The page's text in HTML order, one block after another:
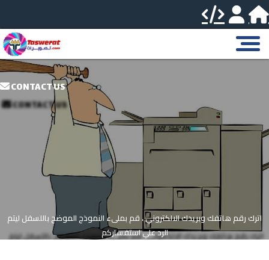
CONTACT US
اترك رقم هاتفك وبريدك الالكتروني ، قم بملىء النموذج الموضح باللسفل ليتم
الرد علي استفساركم